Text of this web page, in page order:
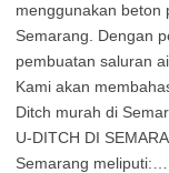
menggunakan beton
Semarang. Dengan
pembuatan saluran
Kami akan
Ditch murah di
U-DITCH DI
Semarang meliputi:…